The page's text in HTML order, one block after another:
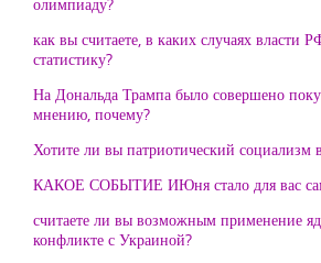
как вы считаете, в каких случаях власти
статистику?
На Дональда Трампа было совершено
мнению, почему?
Хотите ли вы патриотический социализм
КАКОЕ СОБЫТИЕ ИЮня стало для вас
считаете ли вы возможным применение
конфликте с Украиной?